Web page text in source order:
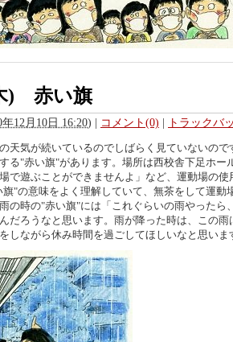
) 赤い旗
年12月10日 16:20) | コメント(0) | トラックバ
天気が続いているのでしばらく見ていないの
る"赤い旗"があります。場所は西校舎下足ホー
で遊ぶことができませんよ」など、運動場の使
"の意味をよく理解していて、無茶をして運動
の時の"赤い旗"には「これぐらいの雨やったら
だろうなと思います。雨が降った時は、この雨
しながら休み時間を過ごしてほしいなと思いま